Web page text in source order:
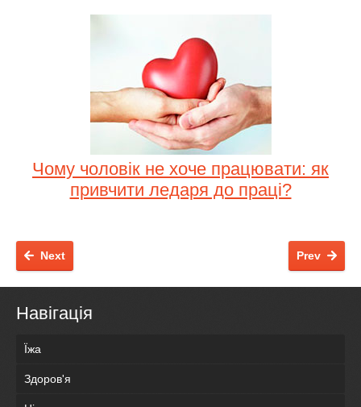
Чому чоловік не хоче працювати: як
привчити ледаря до праці?
Prev
Next
Навігація
Їжа
Здоров'я